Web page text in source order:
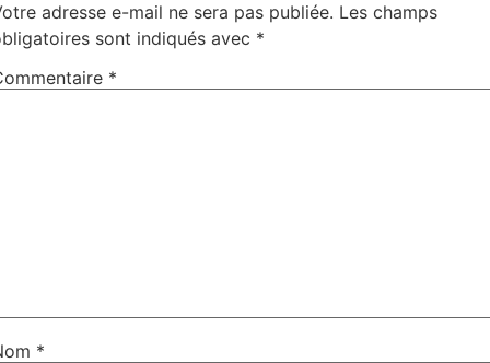
adresse e-mail ne sera pas publiée. Les champs
sont indiqués avec *
*
*